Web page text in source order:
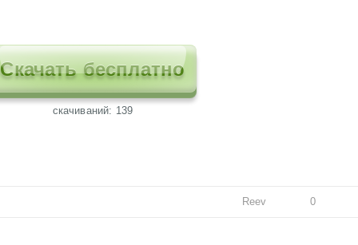
Скачать бесплатно
cкачиваний: 139
Reev 0